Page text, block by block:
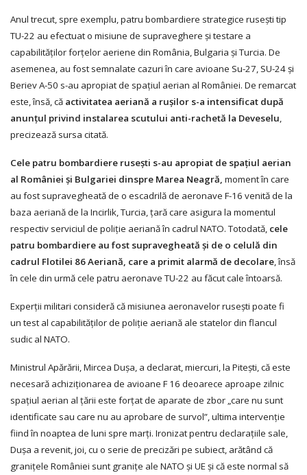
Anul trecut, spre exemplu, patru bombardiere strategice ruseşti tip
TU-22 au efectuat o misiune de supraveghere şi testare a
capabilităţilor forţelor aeriene din România, Bulgaria şi Turcia. De
asemenea, au fost semnalate cazuri în care avioane Su-27, SU-24 şi
Beriev A-50 s-au apropiat de spaţiul aerian al României. De remarcat
este, însă, că activitatea aeriană a ruşilor s-a intensificat după
anunţul privind instalarea scutului anti-rachetă la Deveselu,
precizează sursa citată.
Cele patru bombardiere ruseşti s-au apropiat de spaţiul aerian
al României şi Bulgariei dinspre Marea Neagră, moment în care
au fost supravegheată de o escadrilă de aeronave F-16 venită de la
baza aeriană de la Incirlik, Turcia, ţară care asigura la momentul
respectiv serviciul de poliţie aeriană în cadrul NATO. Totodată, cele
patru bombardiere au fost supravegheată şi de o celulă din
cadrul Flotilei 86 Aeriană, care a primit alarmă de decolare, însă
în cele din urmă cele patru aeronave TU-22 au făcut cale întoarsă.
Experţii militari consideră că misiunea aeronavelor ruseşti poate fi
un test al capabilităţilor de poliţie aeriană ale statelor din flancul
sudic al NATO.
Ministrul Apărării, Mircea Duşa, a declarat, miercuri, la Piteşti, că este
necesară achiziţionarea de avioane F 16 deoarece aproape zilnic
spaţiul aerian al ţării este forţat de aparate de zbor „care nu sunt
identificate sau care nu au aprobare de survol”, ultima intervenţie
fiind în noaptea de luni spre marţi. Ironizat pentru declaraţiile sale,
Duşa a revenit, joi, cu o serie de precizări pe subiect, arătând că
graniţele României sunt graniţe ale NATO şi UE şi că este normal să